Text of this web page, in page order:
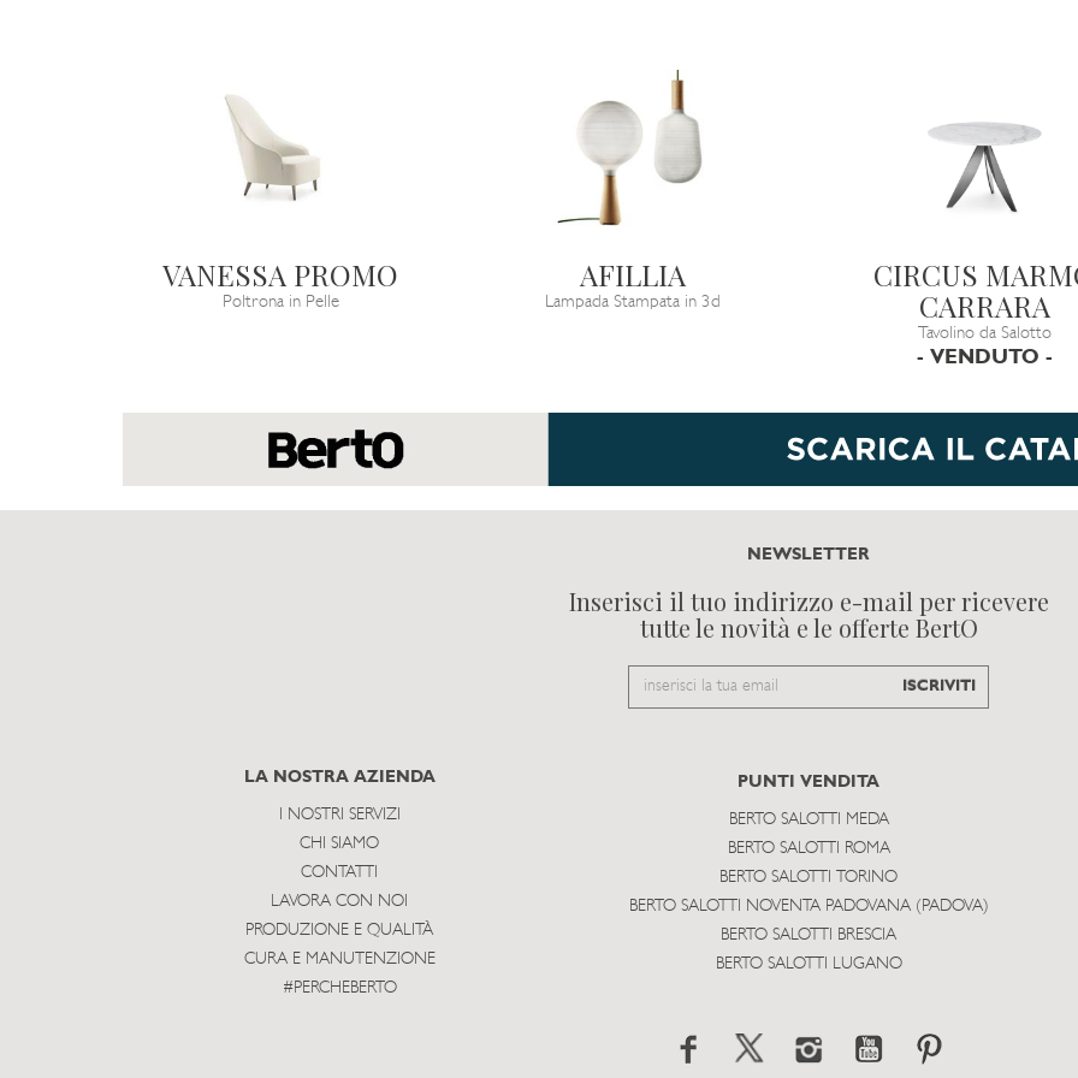
VANESSA PROMO
Poltrona in Pelle
AFILLIA
Lampada Stampata in 3d
CIRCUS
CARRARA
Tavolino da Salotto
- VENDUTO -
NEWSLETTER
Inserisci il tuo indirizzo e-mail per ricevere
tutte le novità e le offerte BertO
Email
ISCRIVITI
LA NOSTRA AZIENDA
I NOSTRI SERVIZI
CHI SIAMO
CONTATTI
LAVORA CON NOI
PRODUZIONE E QUALITÀ
CURA E MANUTENZIONE
#PERCHEBERTO
PUNTI VENDITA
BERTO SALOTTI MEDA
BERTO SALOTTI ROMA
BERTO SALOTTI TORINO
BERTO SALOTTI NOVENTA PADOVANA (PADOVA)
BERTO SALOTTI BRESCIA
BERTO SALOTTI LUGANO